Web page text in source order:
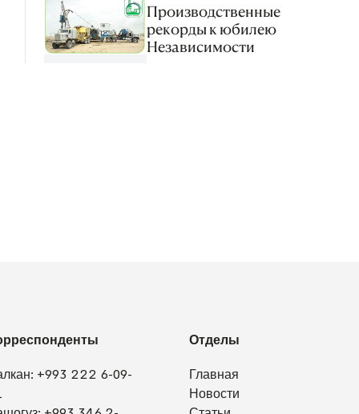
Производственные
рекорды к юбилею
Независимости
+993 222 6-09-
Отделы
Главная
Новости